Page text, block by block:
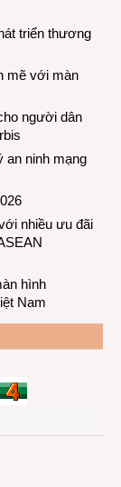
triển thương
mẽ với màn
người dân
an ninh mạng
nhiều ưu đãi
hình
Nam